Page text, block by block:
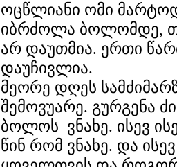
ოცწლიანი ომი
იბრძოლა ბოლომდე,
არ დაუთმია. ერთი
დაუჩივლია.
მეორე დღეს
შემოვუარე. გურგენა
ბოლოს ვნახე. ისევ
წინ რომ ვნახე. და